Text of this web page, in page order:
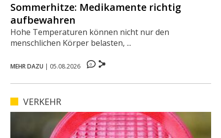
Sommerhitze: Medikamente richtig
aufbewahren
Hohe Temperaturen können nicht nur den
menschlichen Körper belasten, ...
MEHR DAZU | 05.08.2026 0
VERKEHR